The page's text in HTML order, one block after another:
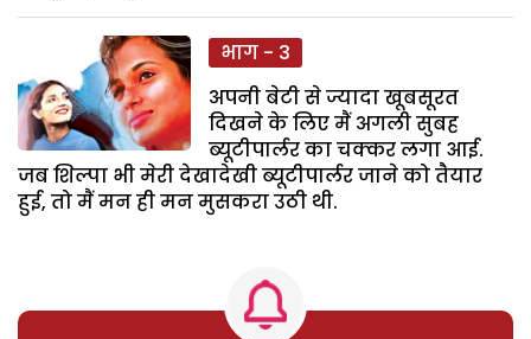
भाग - 3
अपनी बेटी से ज्यादा खूबसूरत
दिखने के लिए मैं अगली सुबह
ब्यूटीपार्लर का चक्कर लगा आई.
जब शिल्पा भी मेरी देखादेखी ब्यूटीपार्लर जाने को तैयार
हुई, तो मैं मन ही मन मुसकरा उठी थी.